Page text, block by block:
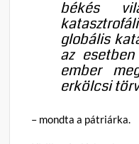
békés
globális
az
ember
erkölcsi
– mondta a pátriárka.